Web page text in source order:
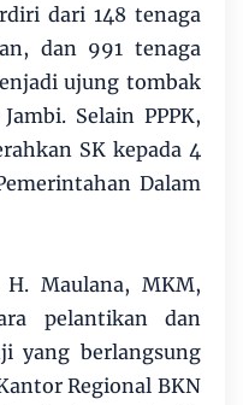
dari 148 tenaga
dan 991 tenaga
ujung tombak
Selain PPPK,
SK kepada 4
Dalam
Maulana, MKM,
pelantikan dan
yang berlangsung
Regional BKN